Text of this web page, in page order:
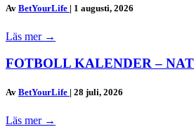
Av BetYourLife | 1 augusti, 2026
Läs mer →
FOTBOLL KALENDER –
Av BetYourLife | 28 juli, 2026
Läs mer →